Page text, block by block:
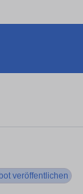
veröffentlichen